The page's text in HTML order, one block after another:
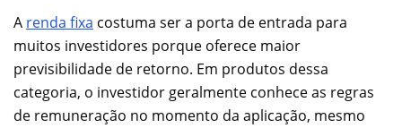
A renda fixa costuma ser a porta de entrada para
muitos investidores porque oferece maior
previsibilidade de retorno. Em produtos dessa
categoria, o investidor geralmente conhece as regras
de remuneração no momento da aplicação, mesmo